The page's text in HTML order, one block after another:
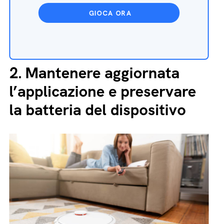
GIOCA ORA
2. Mantenere aggiornata
l’applicazione e preservare
la batteria del dispositivo